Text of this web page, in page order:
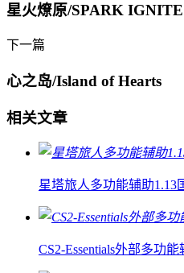
星火燎原/SPARK
下一篇
心之岛/Island of Hearts
相关文章
星塔旅人多功能辅助1.13
CS2-Essentials外部多功能